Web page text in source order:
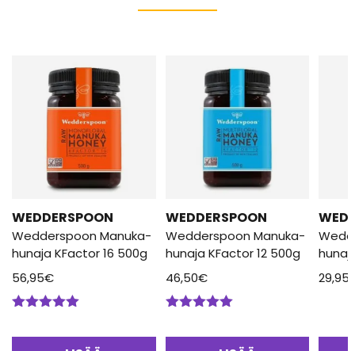
WEDDERSPOON
Wedderspoon Manuka-
hunaja KFactor 16 500g
56,95€
WEDDERSPOON
Wedderspoon Manuka-
hunaja KFactor 12 500g
46,50€
29,95